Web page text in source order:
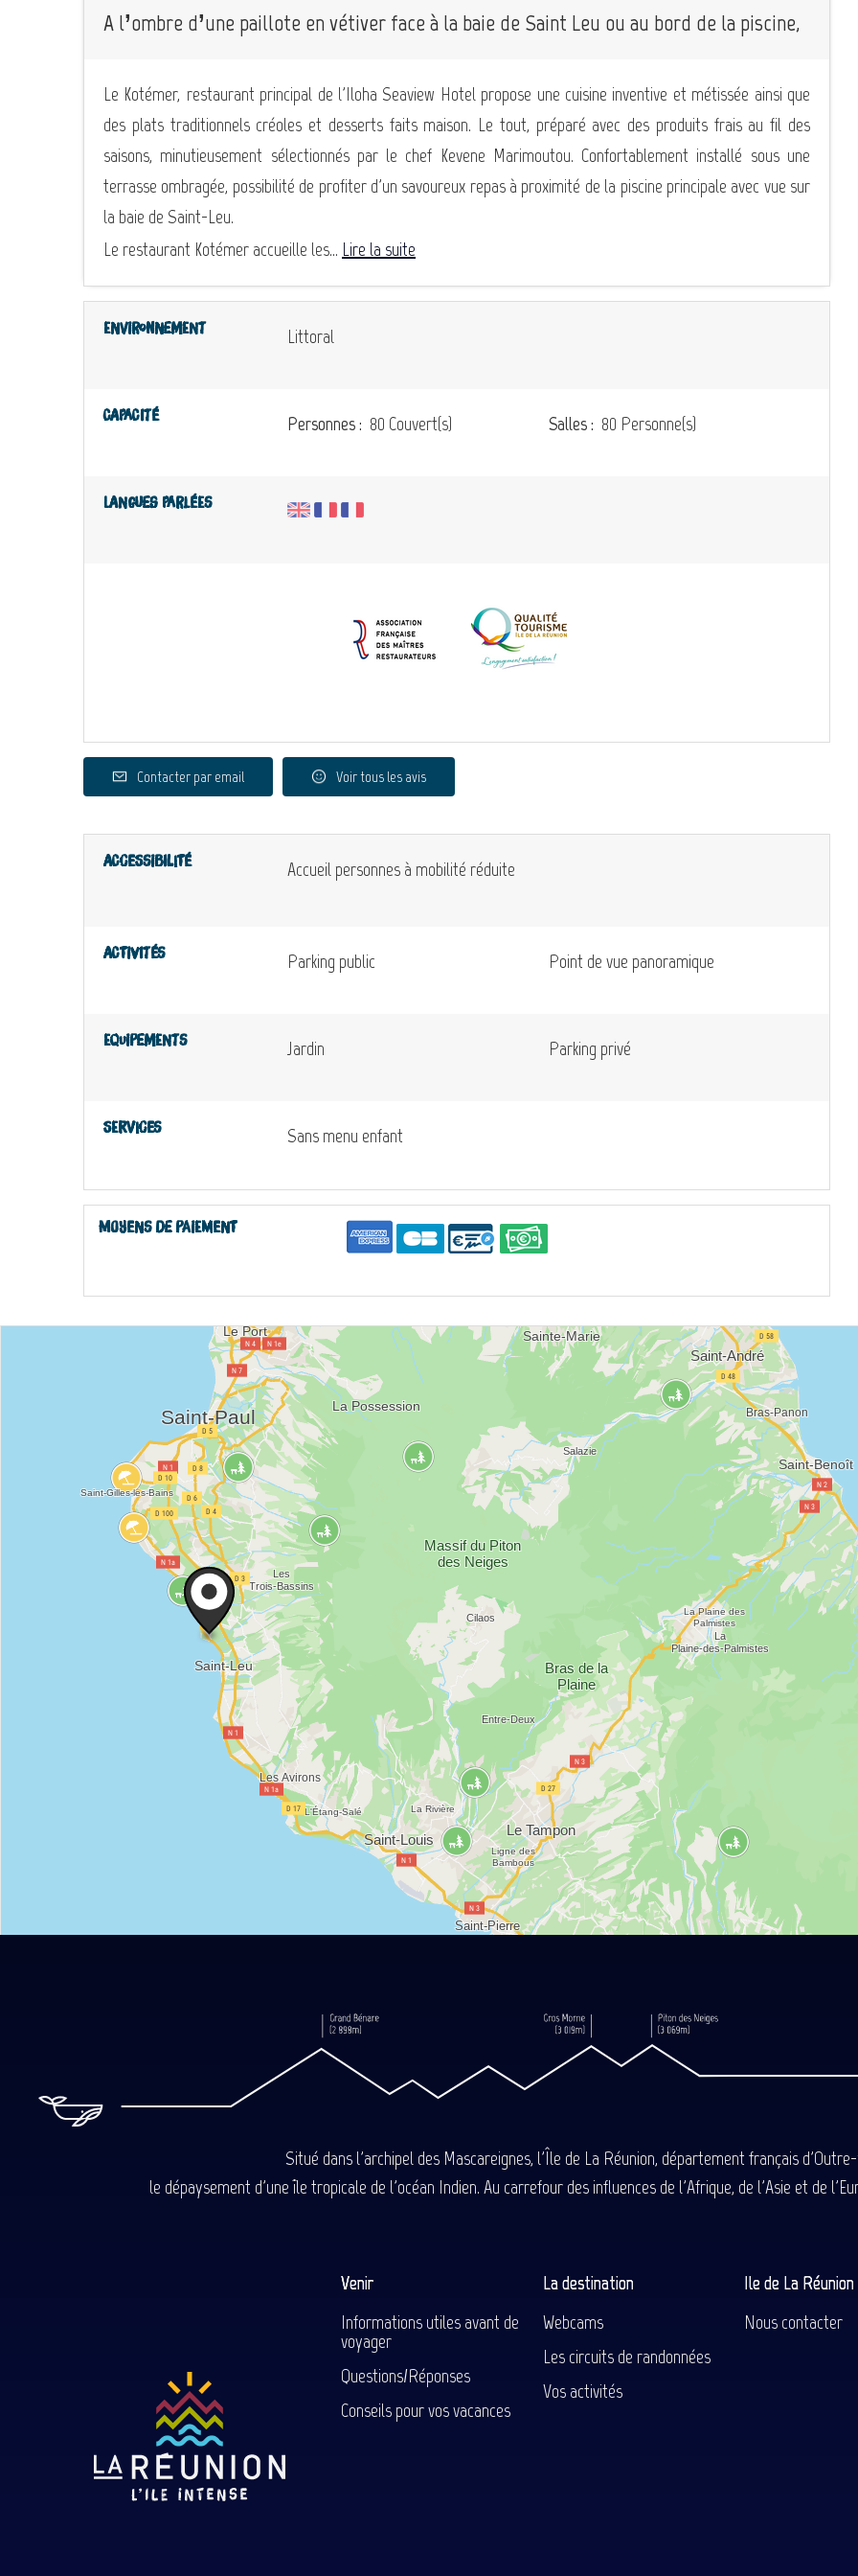
A l’ombre d’une paillote en vétiver face à la baie de Saint Leu ou au bord de la piscine,
Le Kotémer, restaurant principal de l'Iloha Seaview Hotel propose une cuisine inventive et métissée ainsi que
des plats traditionnels créoles et desserts faits maison. Le tout, préparé avec des produits frais au fil des
saisons, minutieusement sélectionnés par le chef Kevene Marimoutou. Confortablement installé sous une
terrasse ombragée, possibilité de profiter d'un savoureux repas à proximité de la piscine principale avec vue sur
la baie de Saint-Leu.
Le restaurant Kotémer accueille les... Lire la suite
Environnement Littoral
Capacité Personnes : 80 Couvert(s) Salles : 80 Personne(s)
Langues parlées
Contacter par email Voir tous les avis
Accessibilité Accueil personnes à mobilité réduite
Activités Parking public Point de vue panoramique
Equipements Jardin Parking privé
Services Sans menu enfant
Moyens de paiement
Situé dans l'archipel des Mascareignes, l'Île de La Réunion, département français
le dépaysement d'une île tropicale de l'océan Indien. Au carrefour des influences de l'Afrique, de l'Asie et de
Venir
Informations utiles avant de
voyager
Questions/Réponses
Conseils pour vos vacances
La destination
Webcams
Les circuits de randonnées
Vos activités
Ile de La
Nous contacter